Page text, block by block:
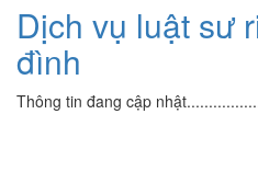
Dịch vụ luật sư
đình
Thông tin đang cập